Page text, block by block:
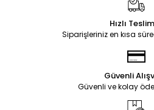
Hızlı
Siparişleriniz en kısa
Güvenli
Güvenli ve kolay